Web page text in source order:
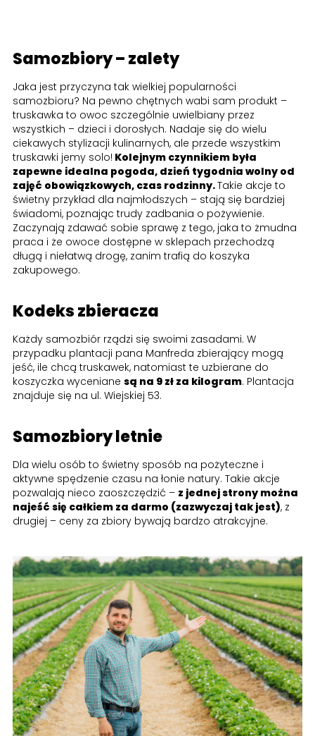
Samozbiory – zalety
Jaka jest przyczyna tak wielkiej popularności
samozbioru? Na pewno chętnych wabi sam produkt –
truskawka to owoc szczególnie uwielbiany przez
wszystkich – dzieci i dorosłych. Nadaje się do wielu
ciekawych stylizacji kulinarnych, ale przede wszystkim
truskawki jemy solo! Kolejnym czynnikiem była
zapewne idealna pogoda, dzień tygodnia wolny od
zajęć obowiązkowych, czas rodzinny.Takie akcje to
świetny przykład dla najmłodszych – stają się bardziej
świadomi, poznając trudy zadbania o pożywienie.
Zaczynają zdawać sobie sprawę z tego, jaka to żmudna
praca i że owoce dostępne w sklepach przechodzą
długą i niełatwą drogę, zanim trafią do koszyka
zakupowego.
Kodeks zbieracza
Każdy samozbiór rządzi się swoimi zasadami. W
przypadku plantacji pana Manfreda zbierający mogą
jeść, ile chcą truskawek, natomiast te uzbierane do
koszyczka wyceniane są na 9 zł za kilogram. Plantacja
znajduje się na ul. Wiejskiej 53.
Samozbiory letnie
Dla wielu osób to świetny sposób na pożyteczne i
aktywne spędzenie czasu na łonie natury. Takie akcje
pozwalają nieco zaoszczędzić – z jednej strony można
najeść się całkiem za darmo (zazwyczaj tak jest), z
drugiej – ceny za zbiory bywają bardzo atrakcyjne.